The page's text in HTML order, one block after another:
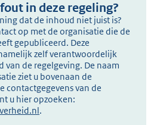
in deze regeling?
dat de inhoud niet juist is?
op met de organisatie die de
gepubliceerd. Deze
zelf verantwoordelijk
van de regelgeving. De naam
ziet u bovenaan de
contactgegevens van de
u hier opzoeken:
.